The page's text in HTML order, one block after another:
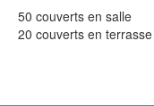
50 couverts en salle
20 couverts en terrasse